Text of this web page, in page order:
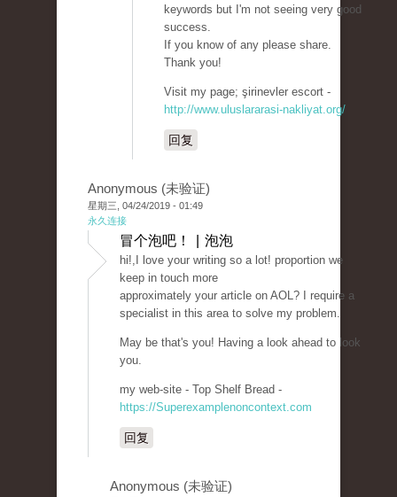
keywords but I'm not seeing very good
success.
If you know of any please share.
Thank you!
Visit my page; şirinevler escort -
http://www.uluslararasi-nakliyat.org/
回复
Anonymous (未验证)
星期三, 04/24/2019 - 01:49
永久连接
冒个泡吧！ | 泡泡
hi!,I love your writing so a lot! proportion we
keep in touch more
approximately your article on AOL? I require a
specialist in this area to solve my problem.
May be that's you! Having a look ahead to look
you.
my web-site - Top Shelf Bread -
https://Superexamplenoncontext.com
回复
Anonymous (未验证)